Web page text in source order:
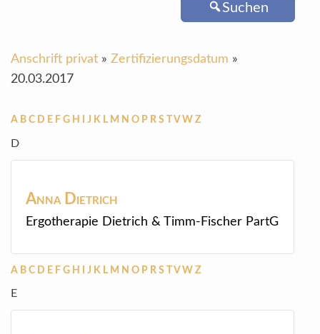
Suchen
Anschrift privat » Zertifizierungsdatum »
20.03.2017
A B C D E F G H J K L M N O P R S V W Z
D
Anna Dietrich
Ergotherapie Dietrich & Timm-Fischer PartG
A B C D E F G H J K L M N O P R S TV W Z
E